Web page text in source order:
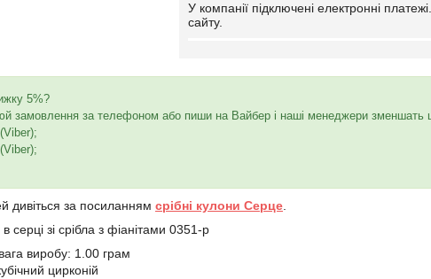
У компанії підключені електронні
сайту.
5%?
замовлення за телефоном або пиши на Вайбер і наші менеджери зменшать
дивіться за посиланням срібні кулони Серце
серці зі срібла з фіанітами 0351-р
виробу: 1.00 грам
цирконій